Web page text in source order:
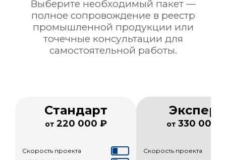
Выберите необходимый пакет —
полное сопровождение в реестр
промышленной продукции или
точечные консультации для
самостоятельной работы.
Стандарт
от 220 000 ₽
Скорость проекта
Эксперт
от 330 000
Скорость проекта